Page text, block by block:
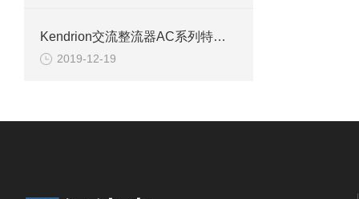
Kendrion交流整流器AC系列特征与应用
2019-12-19